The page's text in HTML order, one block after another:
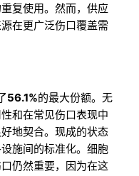
复使用。然而，供应
在更广泛伤口覆盖需
56.1%的最大份额。无
和在常见伤口表现中
地契合。现成的状态
施间的标准化。细胞
仍然重要，因为在这